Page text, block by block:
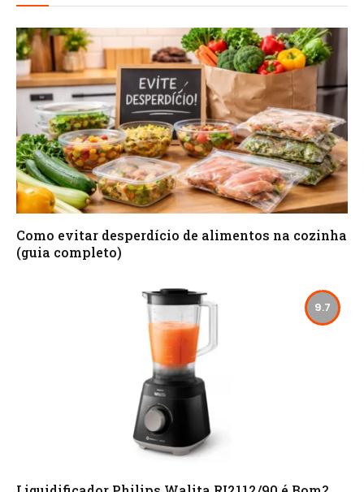
Como evitar desperdício de alimentos na cozinha
(guia completo)
9.7